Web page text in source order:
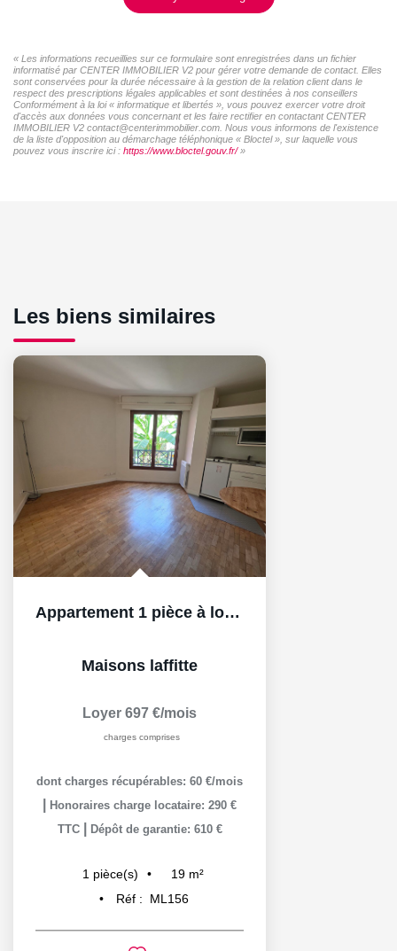
« Les informations recueillies sur ce formulaire sont enregistrées dans un fichier
informatisé par CENTER IMMOBILIER V2 pour gérer votre demande de contact. Elles
sont conservées pour la durée nécessaire à la gestion de la relation client dans le
respect des prescriptions légales applicables et sont destinées à nos conseillers
Conformément à la loi « informatique et libertés », vous pouvez exercer votre droit
d'accès aux données vous concernant et les faire rectifier en contactant CENTER
IMMOBILIER V2 contact@centerimmobilier.com. Nous vous informons de l'existence
de la liste d'opposition au démarchage téléphonique « Bloctel », sur laquelle vous
pouvez vous inscrire ici : https://www.bloctel.gouv.fr/»
Les biens similaires
Appartement 1 pièce à louer au centre-ville de...
Maisons laffitte
Loyer 697 €/mois
charges comprises
dont charges récupérables: 60 €/mois
Honoraires charge locataire: 290 €
TTC
Dépôt de garantie: 610 €
1 pièce(s) 19 m²
Réf :
ML156